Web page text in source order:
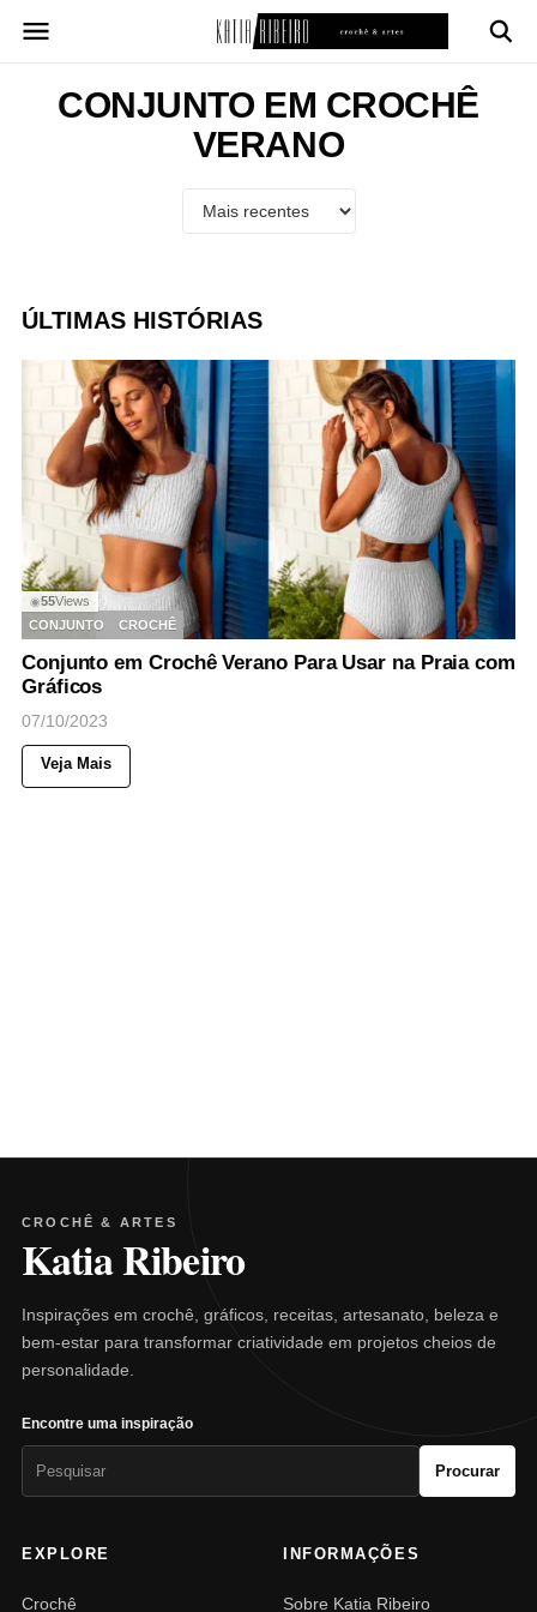
para
conteúdoCONJUNTO EM CROCHÊ
VERANO
ÚLTIMAS HISTÓRIAS
◉55Views
CONJUNTO
CROCHÊ
Conjunto em Crochê Verano Para Usar na Praia com
Gráficos
07/10/2023
Veja Mais
CROCHÊ & ARTES
Katia Ribeiro
Inspirações em crochê, gráficos, receitas, artesanato, beleza e
bem-estar para transformar criatividade em projetos cheios de
personalidade.
Encontre uma inspiração
Procurar
EXPLORE
Crochê
INFORMAÇÕES
Sobre Katia Ribeiro